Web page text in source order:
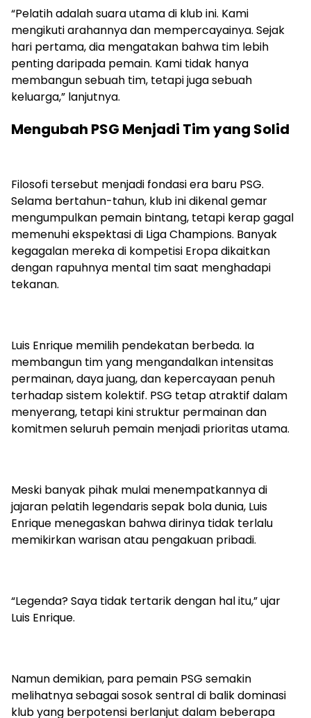
“Pelatih adalah suara utama di klub ini. Kami
mengikuti arahannya dan mempercayainya. Sejak
hari pertama, dia mengatakan bahwa tim lebih
penting daripada pemain. Kami tidak hanya
membangun sebuah tim, tetapi juga sebuah
keluarga,” lanjutnya.
Mengubah PSG Menjadi Tim yang Solid
Filosofi tersebut menjadi fondasi era baru PSG.
Selama bertahun-tahun, klub ini dikenal gemar
mengumpulkan pemain bintang, tetapi kerap gagal
memenuhi ekspektasi di Liga Champions. Banyak
kegagalan mereka di kompetisi Eropa dikaitkan
dengan rapuhnya mental tim saat menghadapi
tekanan.
Luis Enrique memilih pendekatan berbeda. Ia
membangun tim yang mengandalkan intensitas
permainan, daya juang, dan kepercayaan penuh
terhadap sistem kolektif. PSG tetap atraktif dalam
menyerang, tetapi kini struktur permainan dan
komitmen seluruh pemain menjadi prioritas utama.
Meski banyak pihak mulai menempatkannya di
jajaran pelatih legendaris sepak bola dunia, Luis
Enrique menegaskan bahwa dirinya tidak terlalu
memikirkan warisan atau pengakuan pribadi.
“Legenda? Saya tidak tertarik dengan hal itu,” ujar
Luis Enrique.
Namun demikian, para pemain PSG semakin
melihatnya sebagai sosok sentral di balik dominasi
klub yang berpotensi berlanjut dalam beberapa